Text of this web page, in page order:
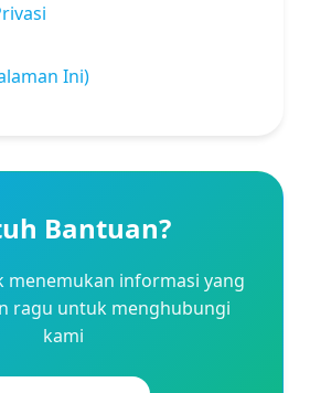
Ini)
Bantuan?
menemukan informasi yang
ragu untuk menghubungi
kami